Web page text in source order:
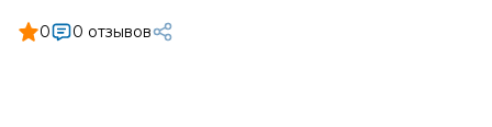
0 0 отзывов